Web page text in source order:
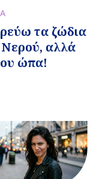
τα ζώδια
αλλά
ώπα!